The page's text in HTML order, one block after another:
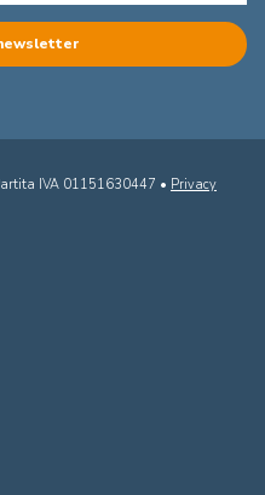
IVA 01151630447 • Privacy